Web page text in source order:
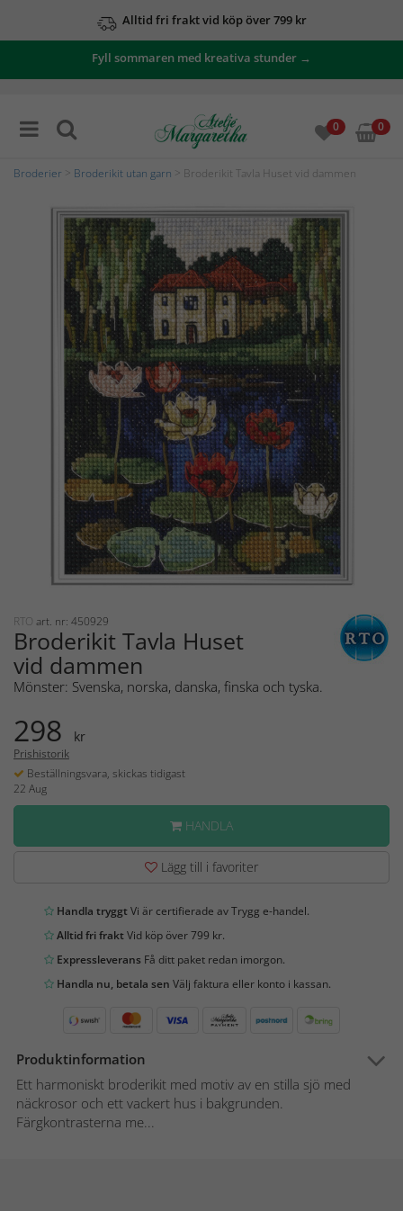
Alltid fri frakt vid köp över 799 kr
Fyll sommaren med kreativa stunder →
0 0
Broderier Broderikit utan garn > Broderikit Tavla Huset vid dammen
RTO art. nr: 450929
Broderikit Tavla Huset
vid dammen
Mönster: Svenska, norska, danska, finska och tyska.
298 kr
Prishistorik
Beställningsvara, skickas tidigast
22 Aug
HANDLA
Lägg till i favoriter
Handla tryggtVi är certifierade av Trygg e-handel.
Alltid fri fraktVid köp över 799 kr.
Expressleverans Få ditt paket redan imorgon.
Handla nu, betala sen Välj faktura eller konto i kassan.
Produktinformation
Ett harmoniskt broderikit med motiv av en stilla sjö med
näckrosor och ett vackert hus i bakgrunden.
Färgkontrasterna me...